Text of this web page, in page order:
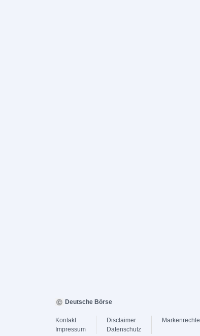
Deutsche Börse
Kontakt
Impressum
Disclaimer
Datenschutz
Markenrechte